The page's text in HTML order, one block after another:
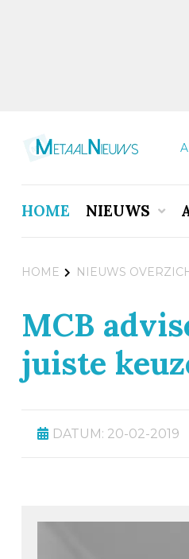
HOME NIEUWS
HOME NIEUWS
MCB
juiste
DATUM: 20-02-2019